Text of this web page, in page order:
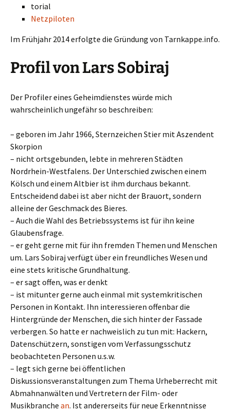
torial
Netzpiloten
Im Frühjahr 2014 erfolgte die Gründung von Tarnkappe.info.
Profil von Lars Sobiraj
Der Profiler eines Geheimdienstes würde mich
wahrscheinlich ungefähr so beschreiben:
– geboren im Jahr 1966, Sternzeichen Stier mit Aszendent
Skorpion
– nicht ortsgebunden, lebte in mehreren Städten
Nordrhein-Westfalens. Der Unterschied zwischen einem
Kölsch und einem Altbier ist ihm durchaus bekannt.
Entscheidend dabei ist aber nicht der Brauort, sondern
alleine der Geschmack des Bieres.
– Auch die Wahl des Betriebssystems ist für ihn keine
Glaubensfrage.
– er geht gerne mit für ihn fremden Themen und Menschen
um. Lars Sobiraj verfügt über ein freundliches Wesen und
eine stets kritische Grundhaltung.
– er sagt offen, was er denkt
– ist mitunter gerne auch einmal mit systemkritischen
Personen in Kontakt. Ihn interessieren offenbar die
Hintergründe der Menschen, die sich hinter der Fassade
verbergen. So hatte er nachweislich zu tun mit: Hackern,
Datenschützern, sonstigen vom Verfassungsschutz
beobachteten Personen u.s.w.
– legt sich gerne bei öffentlichen
Diskussionsveranstaltungen zum Thema Urheberrecht mit
Abmahnanwälten und Vertretern der Film- oder
Musikbranche an. Ist andererseits für neue Erkenntnisse